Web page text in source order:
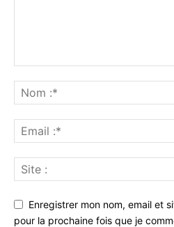
Enregistrer mon nom, email et
pour la prochaine fois que je